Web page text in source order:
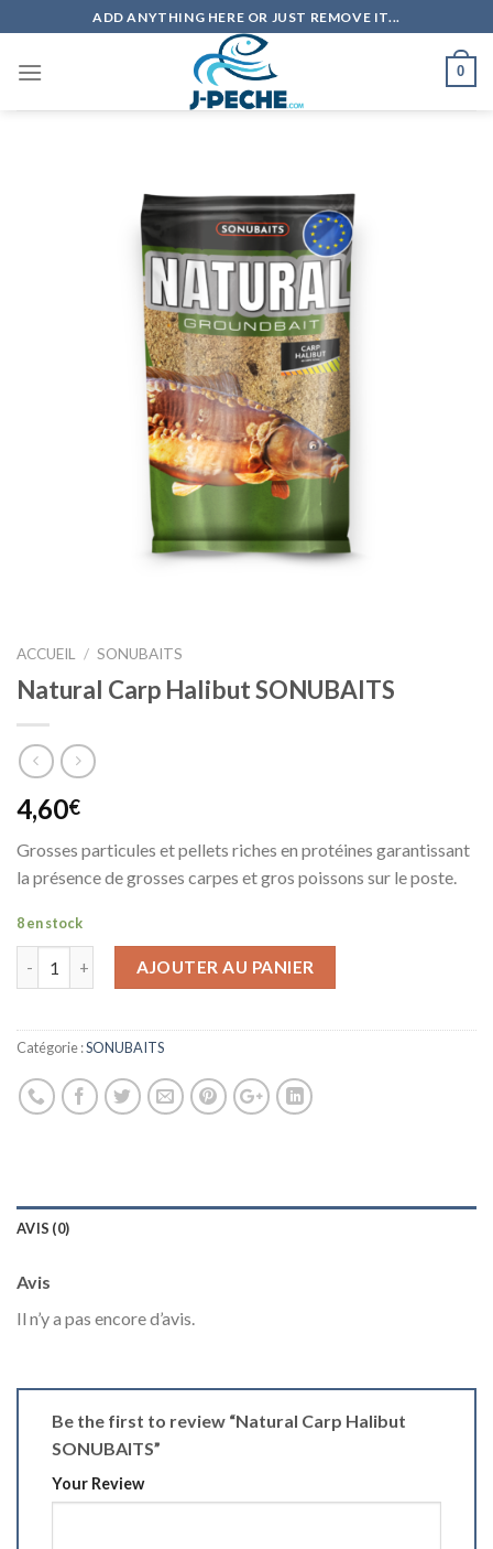
to
content
ADD ANYTHING HERE OR JUST REMOVE IT...
0
ACCUEIL / SONUBAITS
Natural Carp Halibut SONUBAITS
4,60€
Grosses particules et pellets riches en protéines garantissant
la présence de grosses carpes et gros poissons sur le poste.
8 en stock
AJOUTER AU PANIER
Catégorie :SONUBAITS
AVIS (0)
Avis
Il n’y a pas encore d’avis.
Be the first to review “Natural Carp Halibut
SONUBAITS”
Your Review